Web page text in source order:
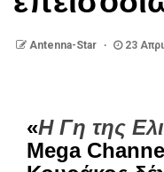
Antenna-Star 23
«Η Γη της
Mega